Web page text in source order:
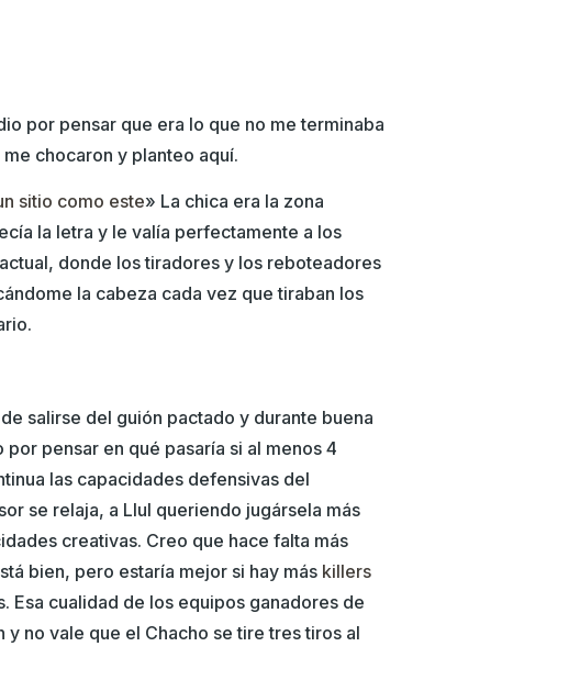
por pensar que era lo que no me terminaba
chocaron y planteo aquí.
sitio como este» La chica era la zona
la letra y le valía perfectamente a los
donde los tiradores y los reboteadores
la cabeza cada vez que tiraban los
salirse del guión pactado y durante buena
pensar en qué pasaría si al menos 4
las capacidades defensivas del
se relaja, a Llul queriendo jugársela más
creativas. Creo que hace falta más
bien, pero estaría mejor si hay más killers
Esa cualidad de los equipos ganadores de
no vale que el Chacho se tire tres tiros al